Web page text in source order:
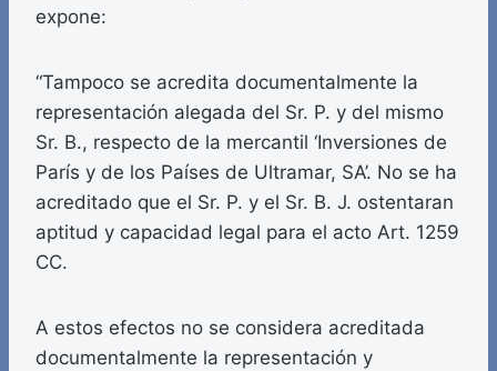
expone:
“Tampoco se acredita documentalmente la
representación alegada del Sr. P. y del mismo
Sr. B., respecto de la mercantil ‘Inversiones de
París y de los Países de Ultramar, SA’. No se ha
acreditado que el Sr. P. y el Sr. B. J. ostentaran
aptitud y capacidad legal para el acto Art. 1259
CC.
A estos efectos no se considera acreditada
documentalmente la representación y